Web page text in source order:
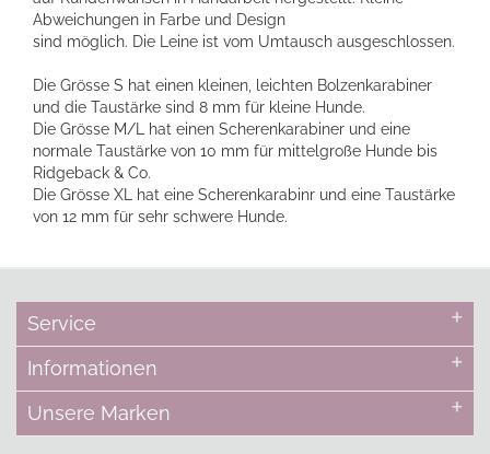
Abweichungen in Farbe und Design
sind möglich. Die Leine ist vom Umtausch ausgeschlossen.
Die Grösse S hat einen kleinen, leichten Bolzenkarabiner
und die Taustärke sind 8 mm für kleine Hunde.
Die Grösse M/L hat einen Scherenkarabiner und eine
normale Taustärke von 10 mm für mittelgroße Hunde bis
Ridgeback & Co.
Die Grösse XL hat eine Scherenkarabinr und eine Taustärke
von 12 mm für sehr schwere Hunde.
Service
Informationen
Unsere Marken